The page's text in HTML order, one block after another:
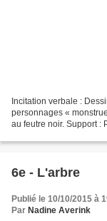
Incitation verbale :
personnages «
au feutre noir. Support :
6e - L'arbre
Publié le 10/10/2015 à
Par Nadine Averink